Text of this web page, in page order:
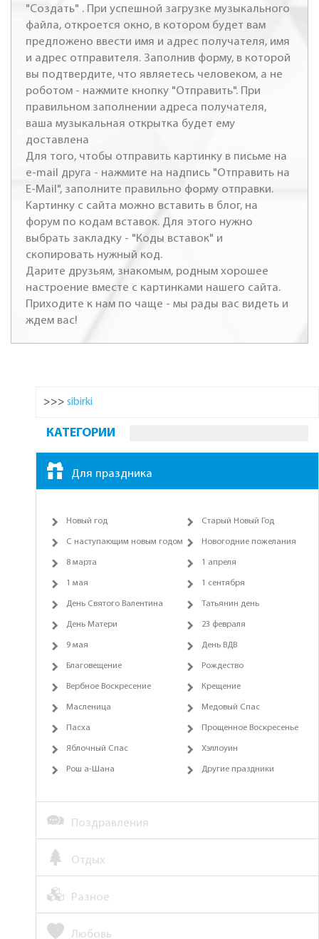
"Создать" . При успешной загрузке музыкального
файла, откроется окно, в котором будет вам
предложено ввести имя и адрес получателя, имя
и адрес отправителя. Заполнив форму, в которой
вы подтвердите, что являетесь человеком, а не
роботом - нажмите кнопку "Отправить". При
правильном заполнении адреса получателя,
ваша музыкальная открытка будет ему
доставлена
Для того, чтобы отправить картинку в письме на
e-mail друга - нажмите на надпись "Отправить на
E-Mail", заполните правильно форму отправки.
Картинку с сайта можно вставить в блог, на
форум по кодам вставок. Для этого нужно
выбрать закладку - "Коды вставок" и
скопировать нужный код.
Дарите друзьям, знакомым, родным хорошее
настроение вместе с картинками нашего сайта.
Приходите к нам по чаще - мы рады вас видеть и
ждем вас!
>>> sibirki
КАТЕГОРИИ
Для праздника
Новый год Старый Новый Год
С наступающим новым годом Новогодние пожелания
8 марта 1 апреля
1 мая 1 сентября
День Святого Валентина Татьянин день
День Матери 23 февраля
9 мая День ВДВ
Благовещение Рождество
Вербное Воскресение Крещение
Масленица Медовый Спас
Пасха Прощенное Воскресенье
Яблочный Спас Хэллоуин
Рош а-Шана Другие праздники
Поздравления
Отдых
Разное
Любовь